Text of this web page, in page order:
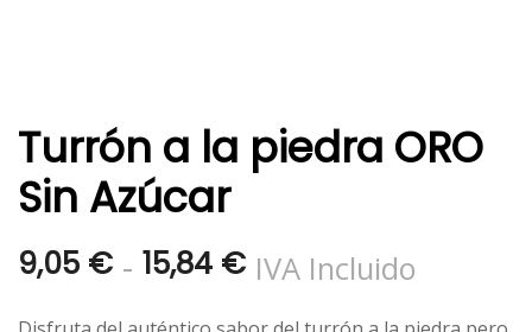
Turrón a la piedra ORO
Sin Azúcar
9,05 € - 15,84 €Rango
de
IVA Incluido